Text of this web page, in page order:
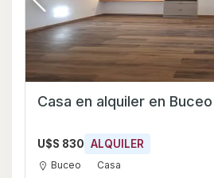
Casa en alquiler en Buceo
U$S 830 ALQUILER
Buceo Casa